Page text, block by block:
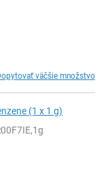
väčšie množstvo
(1 x 1 g)